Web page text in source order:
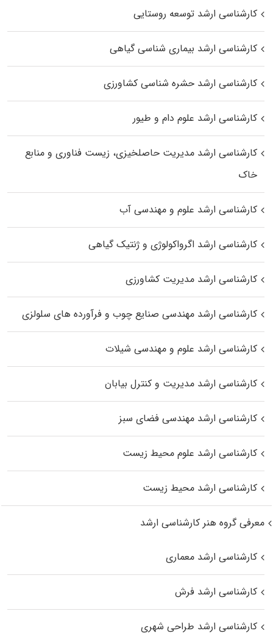
کارشناسی ارشد توسعه روستایی
کارشناسی ارشد بیماری‌ شناسی گیاهی
کارشناسی ارشد حشره‌ شناسی کشاورزی
کارشناسی ارشد علوم دام و طیور
کارشناسی ارشد مدیریت حاصلخیزی، زیست فناوری و منابع
خاک
کارشناسی ارشد علوم و مهندسی آب
کارشناسی ارشد اگرواکولوژی و ژنتیک گیاهی
کارشناسی ارشد مدیریت کشاورزی
کارشناسی ارشد مهندسی صنایع چوب و فرآورده‌ های سلولزی
کارشناسی ارشد علوم و مهندسی شیلات
کارشناسی ارشد مدیریت و کنترل بیابان
کارشناسی ارشد مهندسی فضای سبز
کارشناسی ارشد علوم محیط‌ زیست
کارشناسی ارشد محیط زیست
معرفی گروه هنر کارشناسی ارشد
کارشناسی ارشد معماری
کارشناسی ارشد فرش
کارشناسی ارشد طراحی شهری